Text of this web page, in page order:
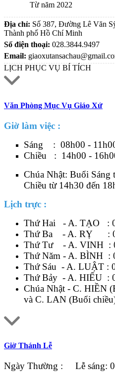
Từ năm 2022
Địa chỉ: Số 387, Đường Lê Văn
Thành phố Hồ Chí Minh
Số điện thoại: 028.3844.9497
Email:
LỊCH PHỤC VỤ BÍ TÍCH
Văn Phòng Mục Vụ Giáo Xứ
Giờ làm việc :
Sáng : 08h00 -
Chiều : 14h00 -
Chúa Nhật: Buổi Sáng
Chiều từ 14h30 đến
Lịch trực :
Thứ Hai - A. TẠO :
Thứ Ba - A. RỴ :
Thứ Tư - A. VINH :
Thứ Năm - A. BÌNH :
Thứ Sáu - A. LUẬT :
Thứ Bảy - A. HIẾU :
Chúa Nhật - C. HIỀN
và C. LAN (Buổi
Giờ Thánh Lễ
Ngày Thường : Lễ sáng: